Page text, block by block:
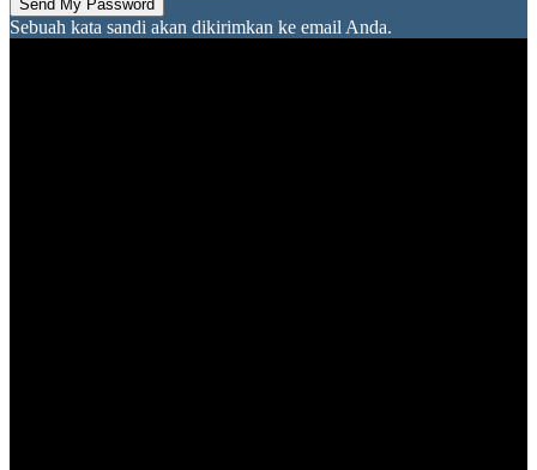
Sebuah kata sandi akan dikirimkan ke email Anda.